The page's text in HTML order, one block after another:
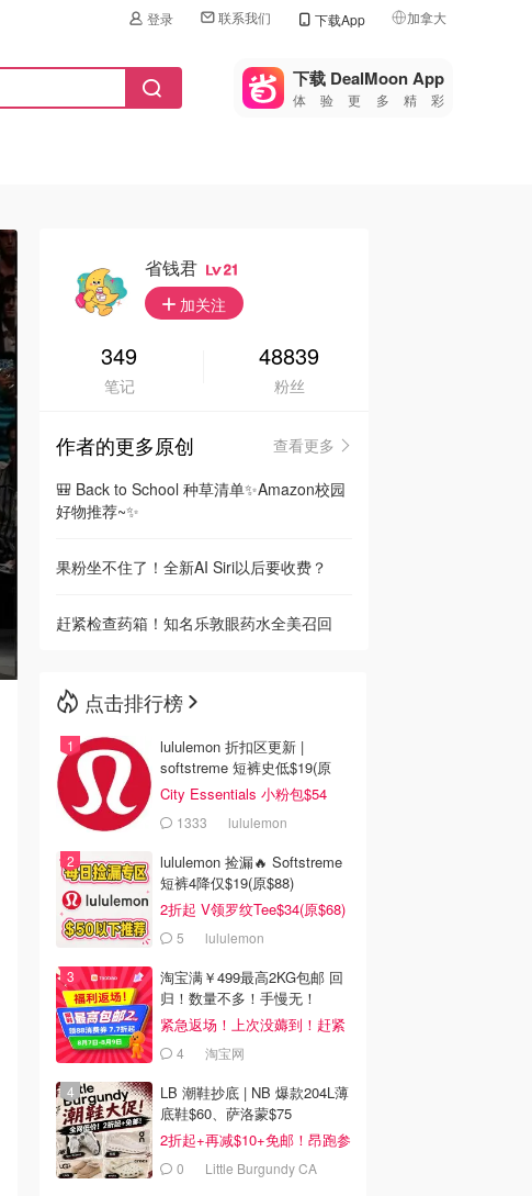
登录 联系我们 下载App 加拿大
🇺🇸
美国
🇨🇳中国
🇮🇹
🇦🇺
🇳🇿新西兰
下载 DealMoon App
体验更多精彩
省钱君 21
加关注
349
笔记
48839
粉丝
作者的更多原创
查看更多
🎒 Back to School 种草清单✨Amazon校园
好物推荐~✨
果粉坐不住了！全新AI Siri以后要收费？
赶紧检查药箱！知名乐敦眼药水全美召回
点击排行榜
lululemon 折扣区更新 |
softstreme 短裤史低$19(原
$88)
City Essentials 小粉包$54
1333 lululemon
lululemon 捡漏🔥 Softstreme
短裤4降仅$19(原$88)
2折起 V领罗纹Tee$34(原$68)
5 lululemon
淘宝满￥499最高2KG包邮 回
归！数量不多！手慢无！
紧急返场！上次没薅到！赶紧
冲 4 淘宝网
LB 潮鞋抄底 | NB 爆款204L薄
底鞋$60、萨洛蒙$75
2折起+再减$10+免邮！昂跑参
加 0
Little Burgundy CA